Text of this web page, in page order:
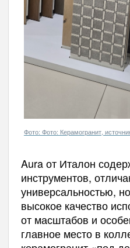
Фото: Фото: Керамогранит,
Aura от Италон
инструментов,
универсальностью,
высокое качество
от масштабов и
главное место в